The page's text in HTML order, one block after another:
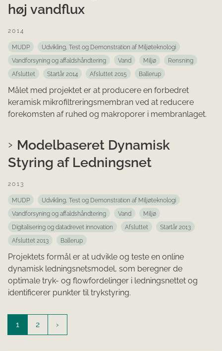
høj vandflux
2014
MUDP
Udvikling, Test og Demonstration af Miljøteknologi
Vandforsyning og affaldshåndtering
Vand Miljø
Rensning
Afsluttet
Startår 2014 Afsluttet 2015 Ballerup
Målet med projektet er at producere en forbedret
keramisk mikrofiltreringsmembran ved at reducere
forekomsten af ruhed og makroporer i membranlaget.
Modelbaseret Dynamisk
Styring af Ledningsnet
2013
MUDP
Udvikling, Test og Demonstration af Miljøteknologi
Vandforsyning og affaldshåndtering
Vand
Miljø
Digitalisering og datadrevet innovation
Afsluttet
Startår 2013
Afsluttet 2013
Ballerup
Projektets formål er at udvikle og teste en online
dynamisk ledningsnetsmodel, som beregner de
optimale tryk- og flowfordelinger i ledningsnettet og
identificerer punkter til trykstyring.
1 2